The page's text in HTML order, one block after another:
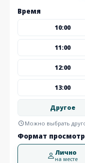
Время
10:00
11:00
12:00
13:00
Другое
Можно выбрать
Формат
Лично
на месте